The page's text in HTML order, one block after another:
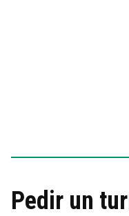
Pedir un